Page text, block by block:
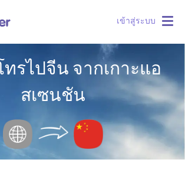
เข้าสู่ระบบ
รไปจีน จากเกาะแอ
สเซนชัน